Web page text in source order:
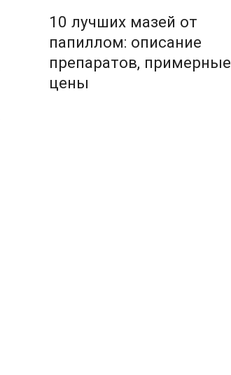
10 лучших мазей от
папиллом: описание
препаратов, примерные
цены